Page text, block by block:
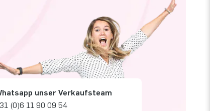
unser Verkaufsteam
(0)6 11 90 09 54